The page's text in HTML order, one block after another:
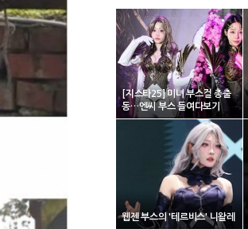
[지스타25] 미녀 부스걸 총출
동…엔씨 부스 들여다보기
웹젠 부스의 '테르비스' 니왈레